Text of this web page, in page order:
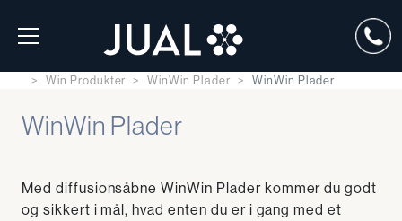
Win Produkter WinWin Plader WinWin Plader
WinWin Plader
Med diffusionsåbne WinWin Plader kommer du godt
og sikkert i mål, hvad enten du er i gang med et